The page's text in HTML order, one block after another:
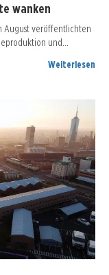
wanken
August veröffentlichten
und…
Weiterlesen